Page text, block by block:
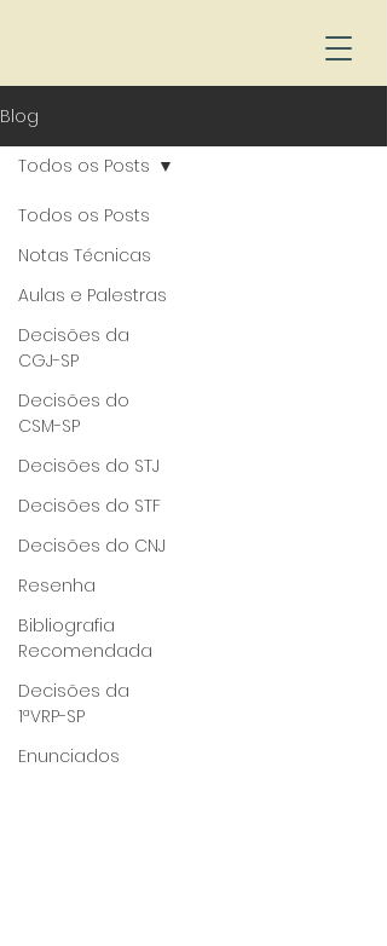
Blog
Todos os Posts
Notas Técnicas
Aulas e Palestras
Decisões da
CGJ-SP
Decisões do
CSM-SP
Decisões do STJ
Decisões do STF
Decisões do CNJ
Resenha
Bibliografia
Recomendada
Decisões da
1ªVRP-SP
Enunciados
Todos os Posts